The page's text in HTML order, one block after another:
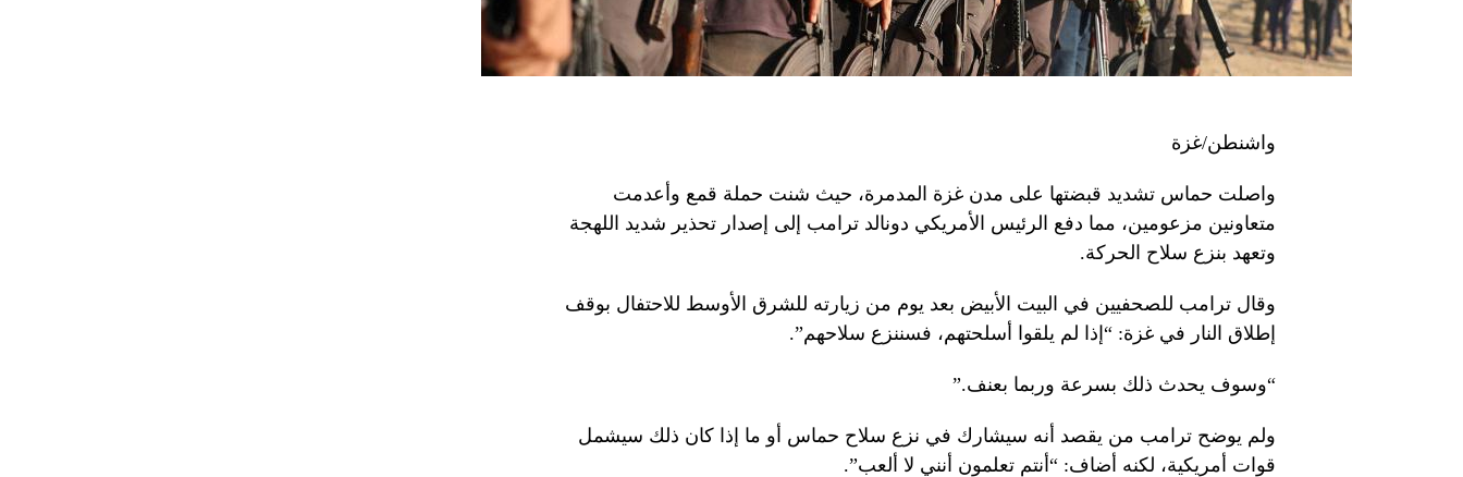
واشنطن/غزة
واصلت حماس تشديد قبضتها على مدن غزة المدمرة، حيث شنت حملة قمع وأعدمت
متعاونين مزعومين، مما دفع الرئيس الأمريكي دونالد ترامب إلى إصدار تحذير شديد اللهجة
وتعهد بنزع سلاح الحركة.
وقال ترامب للصحفيين في البيت الأبيض بعد يوم من زيارته للشرق الأوسط للاحتفال بوقف
إطلاق النار في غزة: “إذا لم يلقوا أسلحتهم، فسننزع سلاحهم”.
“وسوف يحدث ذلك بسرعة وربما بعنف.”
ولم يوضح ترامب من يقصد أنه سيشارك في نزع سلاح حماس أو ما إذا كان ذلك سيشمل
قوات أمريكية، لكنه أضاف: “أنتم تعلمون أنني لا ألعب”.